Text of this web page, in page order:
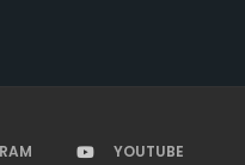
YOUTUBE